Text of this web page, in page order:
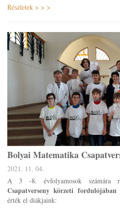
Részletek > > >
Bolyai Matematika
2021. 11. 04.
A 3 -8. évfolyamosok számára
Csapatverseny körzeti fordulójában
érték el diákjaink: